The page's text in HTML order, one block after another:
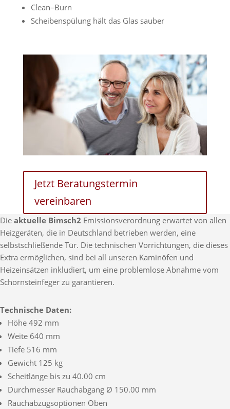
Clean–Burn
Scheibenspülung hält das Glas sauber
Jetzt Beratungstermin
vereinbaren
Die aktuelle Bimsch2 Emissionsverordnung erwartet von allen
Heizgeräten, die in Deutschland betrieben werden, eine
selbstschließende Tür. Die technischen Vorrichtungen, die dieses
Extra ermöglichen, sind bei all unseren Kaminöfen und
Heizeinsätzen inkludiert, um eine problemlose Abnahme vom
Schornsteinfeger zu garantieren.
Technische Daten:
Höhe 492 mm
Weite 640 mm
Tiefe 516 mm
Gewicht 125 kg
Scheitlänge bis zu 40.00 cm
Durchmesser Rauchabgang Ø 150.00 mm
Rauchabzugsoptionen Oben